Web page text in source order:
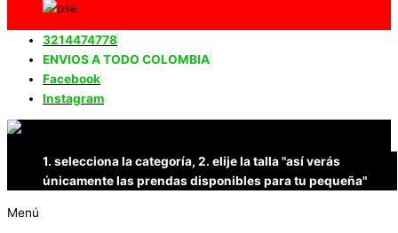
3214474778
ENVIOS A TODO COLOMBIA
Facebook
Instagram
1. selecciona la categoría, 2. elije la talla "así verás
únicamente las prendas disponibles para tu pequeña"
Menú